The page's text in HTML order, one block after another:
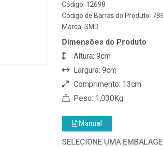
Código: 12698
Código de Barras do Produto:
Marca: SMD
Dimensões do Produto
Altura: 9cm
Largura: 9cm
Comprimento: 13cm
Peso: 1,030Kg
Manual
SELECIONE UMA